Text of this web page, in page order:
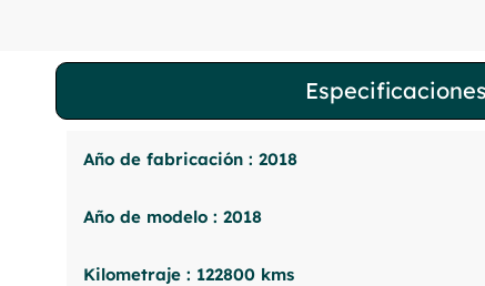
Especificaciones
Año de fabricación : 2018
Año de modelo : 2018
Kilometraje : 122800 kms